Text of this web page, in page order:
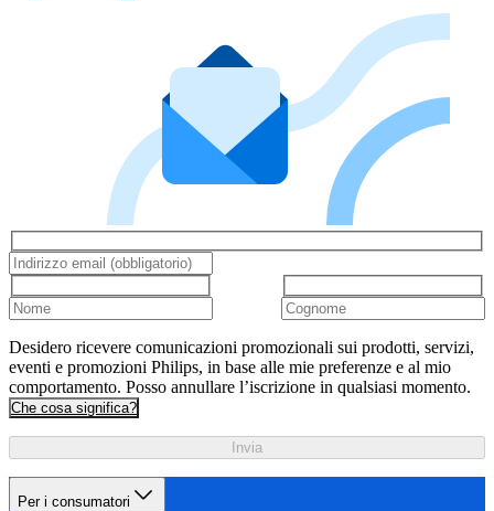
Desidero ricevere comunicazioni promozionali sui prodotti, servizi,
eventi e promozioni Philips, in base alle mie preferenze e al mio
comportamento. Posso annullare l’iscrizione in qualsiasi momento.
Che cosa significa?
Invia
Per i consumatori